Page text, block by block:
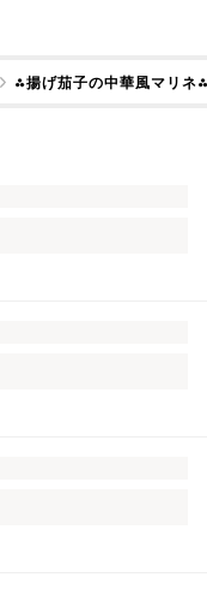
⁂揚げ茄子の中華風マリネ